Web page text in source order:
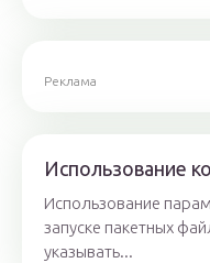
Реклама
Использование
Использование
запуске пакетных
указывать...